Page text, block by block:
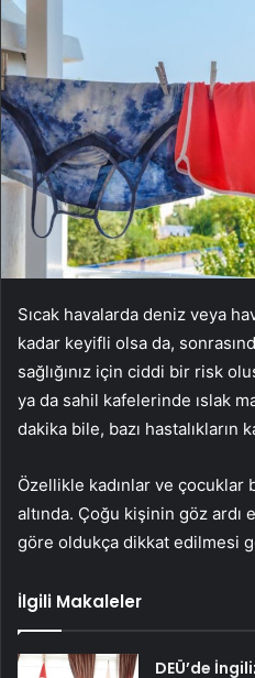
Sıcak havalarda deniz veya
kadar keyifli olsa da,
sağlığınız için ciddi bir risk
ya da sahil kafelerinde ıslak
dakika bile, bazı hastalıkların
Özellikle kadınlar ve çocuklar
altında. Çoğu kişinin göz
göre oldukça dikkat edilmesi
İlgili Makaleler
DEÜ’de